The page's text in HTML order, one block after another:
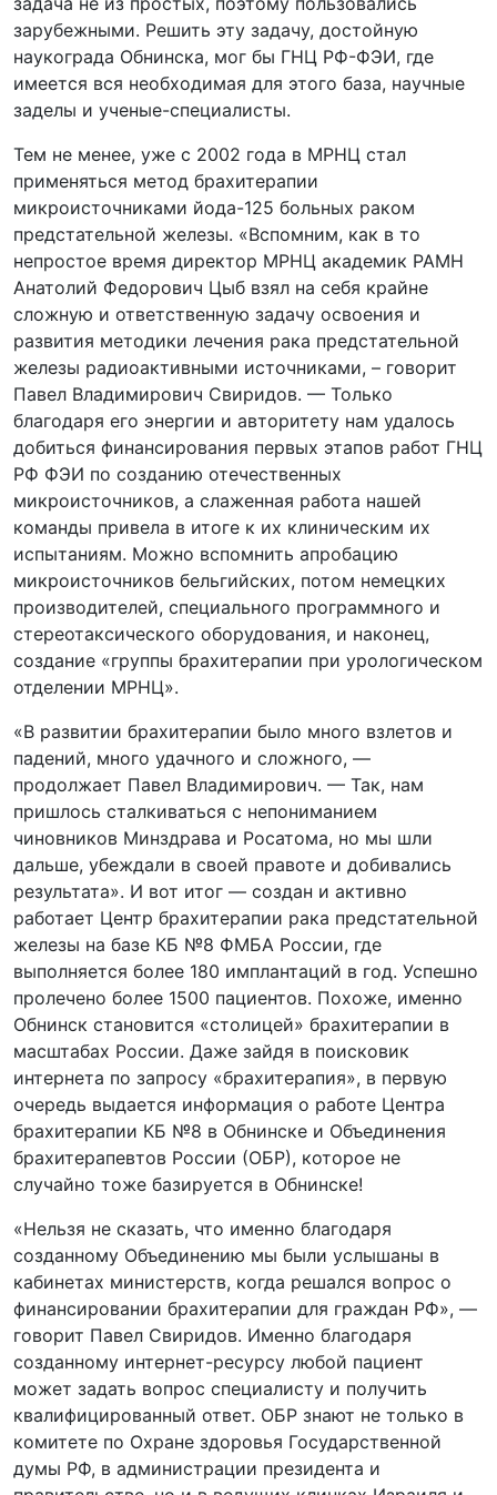
зарубежными. Решить эту задачу, достойную
наукограда Обнинска, мог бы ГНЦ РФ-ФЭИ, где
имеется вся необходимая для этого база, научные
заделы и ученые-специалисты.
Тем не менее, уже с 2002 года в МРНЦ стал
применяться метод брахитерапии
микроисточниками йода-125 больных раком
предстательной железы. «Вспомним, как в то
непростое время директор МРНЦ академик РАМН
Анатолий Федорович Цыб взял на себя крайне
сложную и ответственную задачу освоения и
развития методики лечения рака предстательной
железы радиоактивными источниками, – говорит
Павел Владимирович Свиридов. — Только
благодаря его энергии и авторитету нам удалось
добиться финансирования первых этапов работ ГНЦ
РФ ФЭИ по созданию отечественных
микроисточников, а слаженная работа нашей
команды привела в итоге к их клиническим их
испытаниям. Можно вспомнить апробацию
микроисточников бельгийских, потом немецких
производителей, специального программного и
стереотаксического оборудования, и наконец,
создание «группы брахитерапии при урологическом
отделении МРНЦ».
«В развитии брахитерапии было много взлетов и
падений, много удачного и сложного, —
продолжает Павел Владимирович. — Так, нам
пришлось сталкиваться с непониманием
чиновников Минздрава и Росатома, но мы шли
дальше, убеждали в своей правоте и добивались
результата». И вот итог — создан и активно
работает Центр брахитерапии рака предстательной
железы на базе КБ №8 ФМБА России, где
выполняется более 180 имплантаций в год. Успешно
пролечено более 1500 пациентов. Похоже, именно
Обнинск становится «столицей» брахитерапии в
масштабах России. Даже зайдя в поисковик
интернета по запросу «брахитерапия», в первую
очередь выдается информация о работе Центра
брахитерапии КБ №8 в Обнинске и Объединения
брахитерапевтов России (ОБР), которое не
случайно тоже базируется в Обнинске!
«Нельзя не сказать, что именно благодаря
созданному Объединению мы были услышаны в
кабинетах министерств, когда решался вопрос о
финансировании брахитерапии для граждан РФ», —
говорит Павел Свиридов. Именно благодаря
созданному интернет-ресурсу любой пациент
может задать вопрос специалисту и получить
квалифицированный ответ. ОБР знают не только в
комитете по Охране здоровья Государственной
думы РФ, в администрации президента и